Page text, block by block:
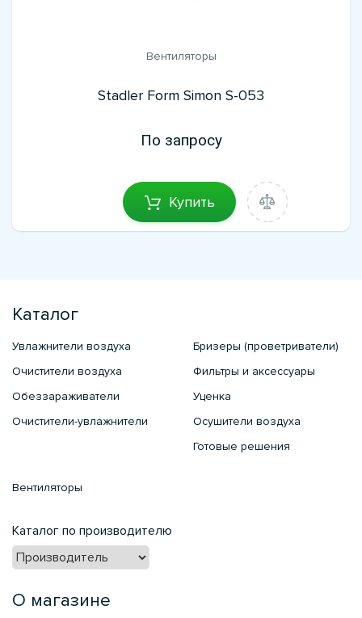
Вентиляторы
Stadler Form Simon S-053
По запросу
Купить
Каталог
Увлажнители воздуха
Очистители воздуха
Обеззараживатели
Очистители-увлажнители
Бризеры (проветриватели)
Фильтры и аксессуары
Уценка
Осушители воздуха
Готовые решения
Вентиляторы
Каталог по производителю
О магазине